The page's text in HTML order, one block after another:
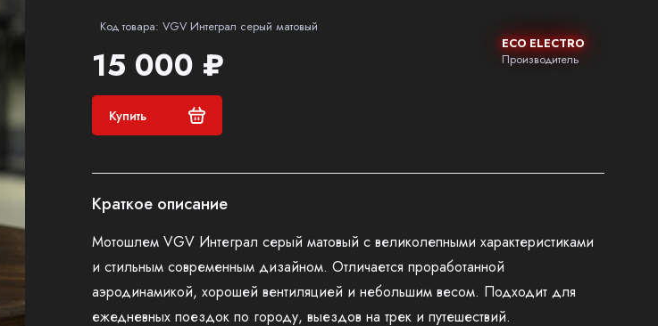
Код товара: VGV Интеграл серый матовый
ECO ELECTRO
Производитель
15 000 ₽
Купить
Краткое описание
Мотошлем VGV Интеграл серый матовый c великолепными характеристиками
и стильным современным дизайном. Отличается проработанной
аэродинамикой, хорошей вентиляцией и небольшим весом. Подходит для
ежедневных поездок по городу, выездов на трек и путешествий.